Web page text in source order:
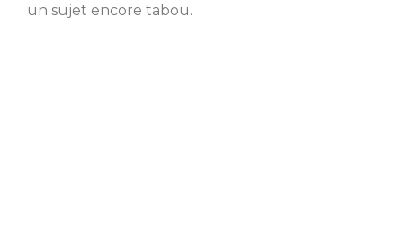
un sujet encore tabou.